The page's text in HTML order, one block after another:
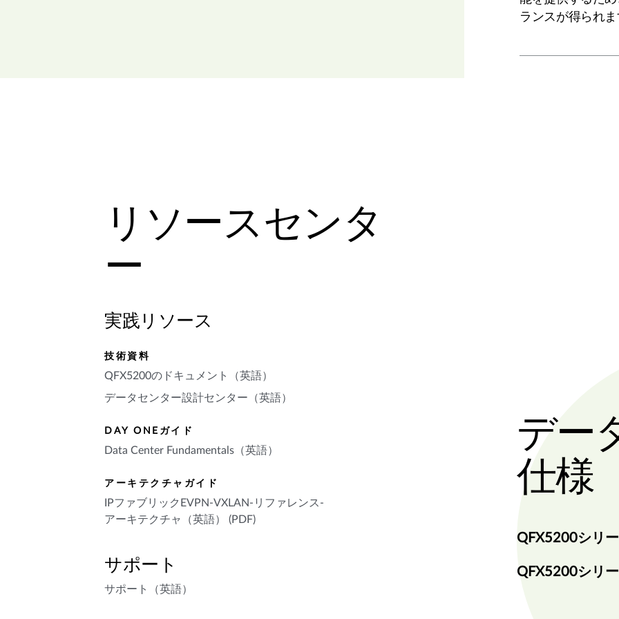
ランスが得られ
リソースセンタ
ー
実践リソース
技術資料
QFX5200のドキュメント（英語）
データセンター設計センター（英語）
DAY ONEガイド
Data Center Fundamentals（英語）
アーキテクチャガイド
IPファブリックEVPN-VXLAN-リファレンス-
アーキテクチャ（英語） (PDF)
サポート
サポート（英語）
デー
仕様
QFX5200シリ
QFX5200シリ